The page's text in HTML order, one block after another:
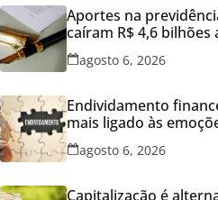
Aportes na
caíram R$ 4,6 bilhões
agosto 6, 2026
Endividamento
mais ligado às
à falta de
agosto 6, 2026
Capitalização é